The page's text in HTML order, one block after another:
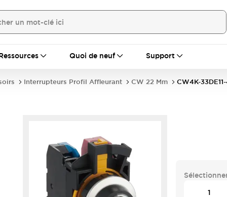
Quoi de neuf Support
Interrupteurs Profil Affleurant CW 22 Mm CW4K-